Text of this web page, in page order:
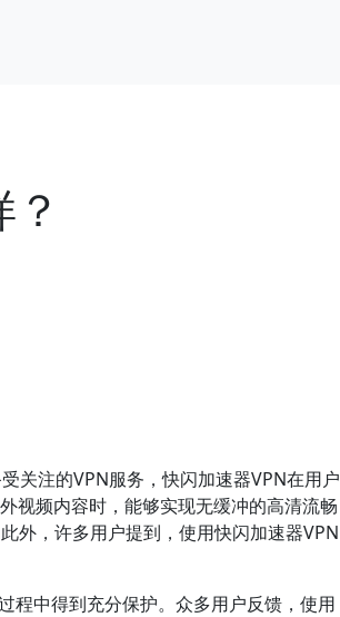
关注的VPN服务，快闪加速器VPN在用户
视频内容时，能够实现无缓冲的高清流畅
外，许多用户提到，使用快闪加速器VPN
程中得到充分保护。众多用户反馈，使用